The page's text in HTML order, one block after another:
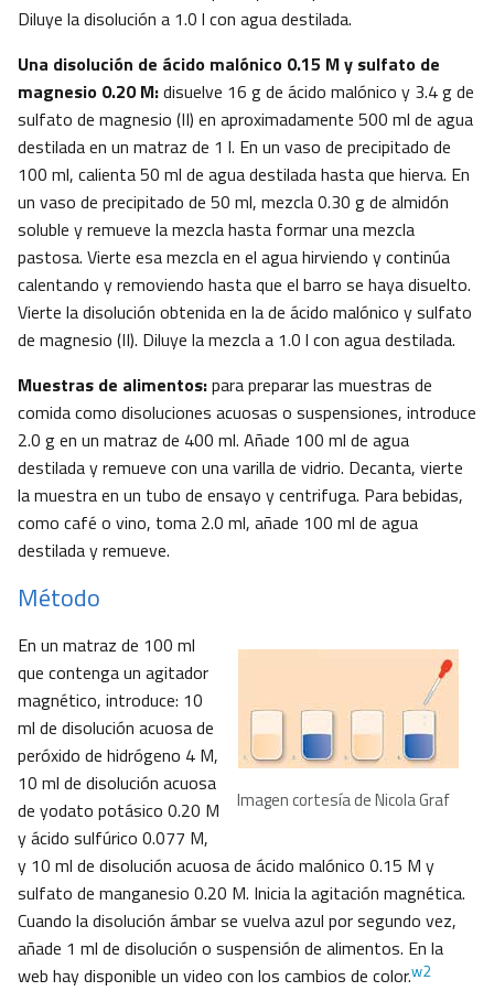
Diluye la disolución a 1.0 l con agua destilada.
Una disolución de ácido malónico 0.15 M y sulfato de
magnesio 0.20 M:disuelve 16 g de ácido malónico y 3.4 g de
sulfato de magnesio (II) en aproximadamente 500 ml de agua
destilada en un matraz de 1 l. En un vaso de precipitado de
100 ml, calienta 50 ml de agua destilada hasta que hierva. En
un vaso de precipitado de 50 ml, mezcla 0.30 g de almidón
soluble y remueve la mezcla hasta formar una mezcla
pastosa. Vierte esa mezcla en el agua hirviendo y continúa
calentando y removiendo hasta que el barro se haya disuelto.
Vierte la disolución obtenida en la de ácido malónico y sulfato
de magnesio (II). Diluye la mezcla a 1.0 l con agua destilada.
Muestras de alimentos:para preparar las muestras de
comida como disoluciones acuosas o suspensiones, introduce
2.0 g en un matraz de 400 ml. Añade 100 ml de agua
destilada y remueve con una varilla de vidrio. Decanta, vierte
la muestra en un tubo de ensayo y centrifuga. Para bebidas,
como café o vino, toma 2.0 ml, añade 100 ml de agua
destilada y remueve.
Método
Imagen cortesía de Nicola Graf
En un matraz de 100 ml
que contenga un agitador
magnético, introduce: 10
ml de disolución acuosa de
peróxido de hidrógeno 4 M,
10 ml de disolución acuosa
de yodato potásico 0.20 M
y ácido sulfúrico 0.077 M,
y 10 ml de disolución acuosa de ácido malónico 0.15 M y
sulfato de manganesio 0.20 M. Inicia la agitación magnética.
Cuando la disolución ámbar se vuelva azul por segundo vez,
añade 1 ml de disolución o suspensión de alimentos. En la
web hay disponible un video con los cambios de color.w2